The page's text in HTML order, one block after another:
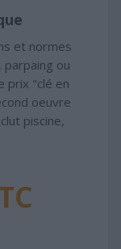
et normes
ou
prix "clé en
oeuvre
piscine,